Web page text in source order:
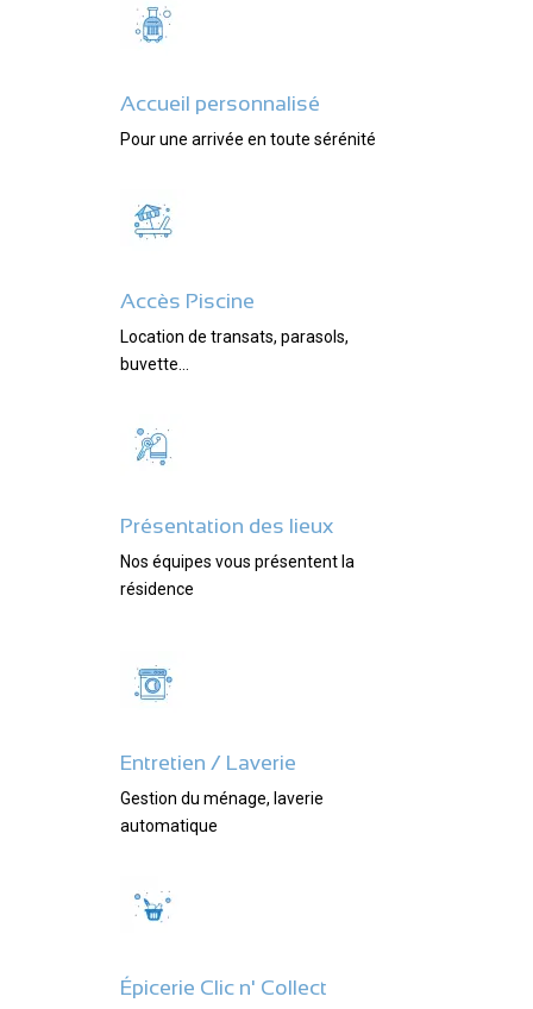
Accueil personnalisé
Pour une arrivée en toute sérénité
Accès Piscine
Location de transats, parasols,
buvette…
Présentation des lieux
Nos équipes vous présentent la
résidence
Entretien / Laverie
Gestion du ménage, laverie
automatique
Épicerie Clic n' Collect